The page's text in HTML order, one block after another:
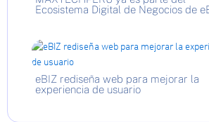
Ecosistema Digital de Negocios de
eBIZ rediseña web para mejorar la
experiencia de usuario